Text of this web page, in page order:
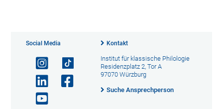
Social Media Kontakt
Institut für klassische Philologie
Residenzplatz 2, Tor A
97070 Würzburg
Suche Ansprechperson